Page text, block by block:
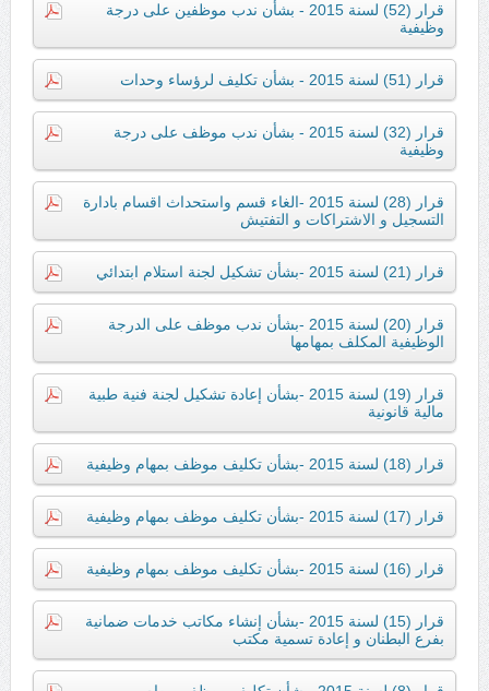
قرار (52) لسنة 2015 - بشأن ندب موظفين على درجة
وظيفية
قرار (51) لسنة 2015 - بشأن تكليف لرؤساء وحدات
قرار (32) لسنة 2015 - بشأن ندب موظف على درجة
وظيفية
قرار (28) لسنة 2015 -الغاء قسم واستحداث اقسام بادارة
التسجيل و الاشتراكات و التفتيش
قرار (21) لسنة 2015 -بشأن تشكيل لجنة استلام ابتدائي
قرار (20) لسنة 2015 -بشأن ندب موظف على الدرجة
الوظيفية المكلف بمهامها
قرار (19) لسنة 2015 -بشأن إعادة تشكيل لجنة فنية طبية
مالية قانونية
قرار (18) لسنة 2015 -بشأن تكليف موظف بمهام وظيفية
قرار (17) لسنة 2015 -بشأن تكليف موظف بمهام وظيفية
قرار (16) لسنة 2015 -بشأن تكليف موظف بمهام وظيفية
قرار (15) لسنة 2015 -بشأن إنشاء مكاتب خدمات ضمانية
بفرع البطنان و إعادة تسمية مكتب